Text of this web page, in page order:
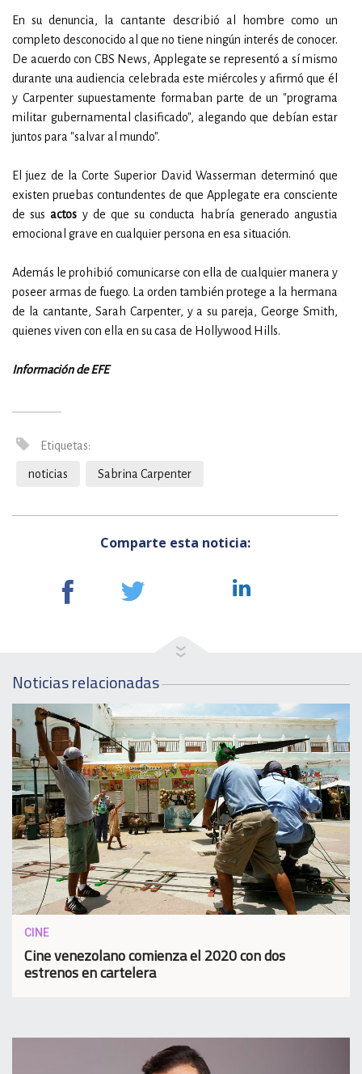
En su denuncia, la cantante describió al hombre como un
completo desconocido al que no tiene ningún interés de conocer.
De acuerdo con CBS News, Applegate se representó a sí mismo
durante una audiencia celebrada este miércoles y afirmó que él
y Carpenter supuestamente formaban parte de un "programa
militar gubernamental clasificado", alegando que debían estar
juntos para "salvar al mundo".
El juez de la Corte Superior David Wasserman determinó que
existen pruebas contundentes de que Applegate era consciente
de susactos y de que su conducta habría generado angustia
emocional grave en cualquier persona en esa situación.
Además le prohibió comunicarse con ella de cualquier manera y
poseer armas de fuego. La orden también protege a la hermana
de la cantante, Sarah Carpenter, y a su pareja, George Smith,
quienes viven con ella en su casa de Hollywood Hills.
Información de EFE
Etiquetas:
noticias Sabrina Carpenter
Comparte esta noticia:
Noticias relacionadas
CINE
Cine venezolano comienza el 2020 con dos
estrenos en cartelera